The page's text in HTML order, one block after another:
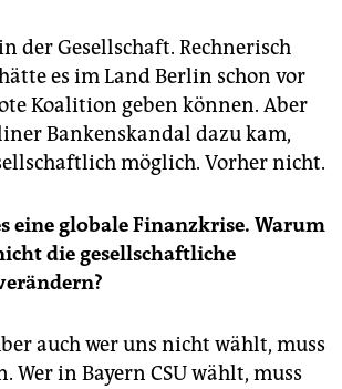
der Gesellschaft. Rechnerisch
es im Land Berlin schon vor
Koalition geben können. Aber
Bankenskandal dazu kam,
möglich. Vorher nicht.
eine globale Finanzkrise. Warum
die gesellschaftliche
auch wer uns nicht wählt, muss
Wer in Bayern CSU wählt, muss